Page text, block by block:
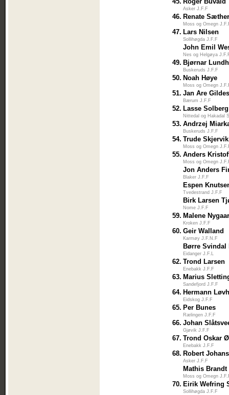
Asker J.F.F
46. Renate
Moss og Omegn
47. Lars Nilsen
Sollihøgda J.F.F
John Emil
Nes og Helgøya
49. Bjørnar
Buskeruds J.F.F
50. Noah Høye
Moss og Omegn
51. Jan Are
Bærum J.F.F
52. Lasse Solberg
Nittedal og Hakadal
53. Andrzej
Buskeruds J.F.F
54. Trude Skjervik
Moss og Omegn
55. Anders
Moss og Omegn
Jon Anders
Blaker J.F.F
Espen
Tvedestrand J.F.F
Birk Larsen
Nome J.F.F
59. Malene
Kroken J.F.F
60. Geir Walland
Karmøy J.F.N.F
Børre Svindal
Eidanger J.F.L
62. Trond Larsen
Enebakk J.F.F
63. Marius
Sandefjord J.F.F
64. Hermann
Eidskog J.F.F
65. Per Bunes
Rælingen J.F.F
66. Johan
Gjøvik J.F.F
67. Trond Oskar
Enebakk J.F.F
68. Robert
Asker J.F.F
Mathis Brandt
Moss og Omegn
70. Eirik Wefring
Sollihøgda J.F.F